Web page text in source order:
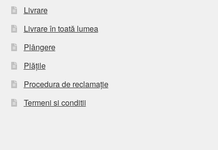
Livrare
Livrare în toată lumea
Plângere
Plățile
Procedura de reclamație
Termeni si conditii